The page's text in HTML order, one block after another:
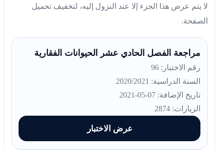
لا يتم عرض هذا الجزء إلا عند النزول إليه، لتخفيف تحميل
الصفحة.
مراجعة الفصل الحادي عشر الحيوانات الفقارية
رقم الاختبار: 96
السنة الدراسية: 2020/2021
تاريخ الإضافة: 07-05-2021
الزيارات: 2874
عرض الاختبار